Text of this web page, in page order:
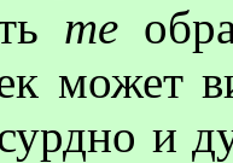
те
может
и